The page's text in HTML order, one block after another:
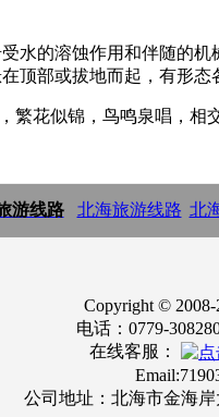
的溶蚀作用和伴随的机
顶部或拔地而起，有形
花似锦，鸟鸣泉唱，相
游线路: 北海旅游线路 北
Copyright © 2008-
电话：0779-
在线客服：
公司地址：北海市金海